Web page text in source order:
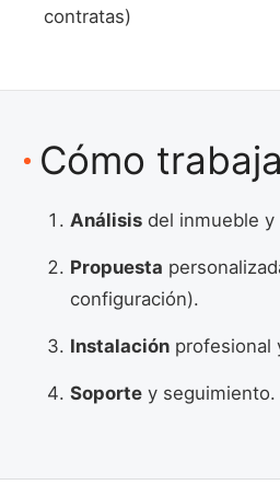
contratas)
Cómo
Análisis del inmueble
Propuesta
configuración).
Instalación profesional
Soporte y seguimiento.